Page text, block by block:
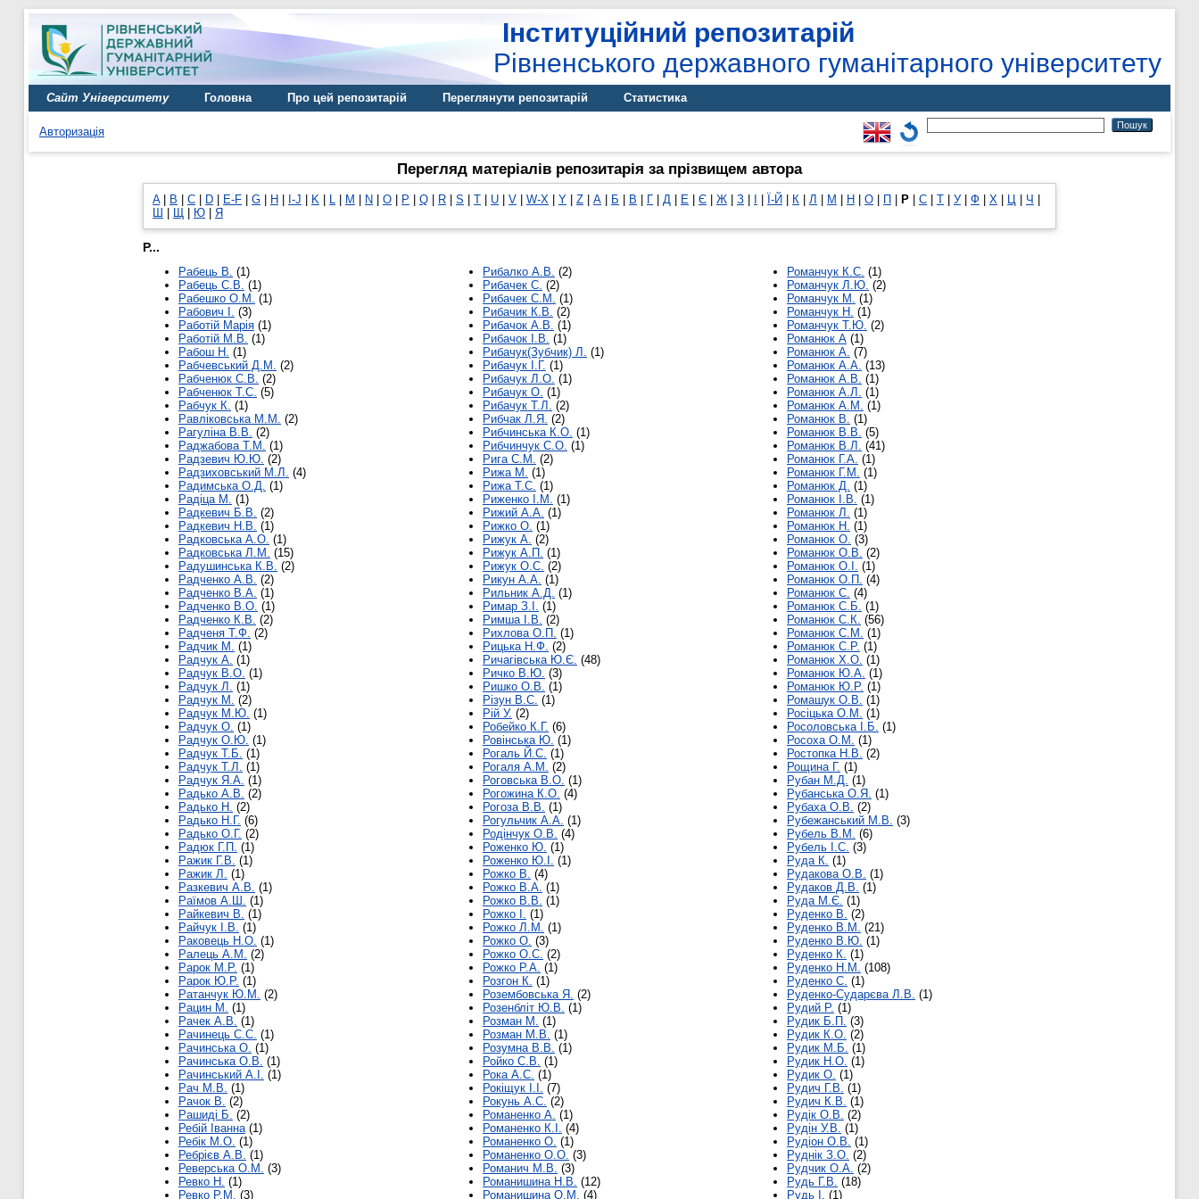
Інституційний репозитарій
Рівненського державного гуманітарного університету
Сайт Університету Головна Про цей репозитарій Переглянути репозитарій Статистика
Авторизація
Перегляд матеріалів репозитарія за прізвищем автора
A| B C D E-F G H I-J K L M N O P Q R S T U V W-X Y Z А Б В Г Д Е Є Ж З Ї-Й К Л М Н О П Р С Т У| Ф Х Ц Ч
Ш
Щ Ю Я
Р...
Рабець В. (1)
Рабець С.В. (1)
Рабешко О.М. (1)
Рабович І. (3)
Работій Марія (1)
Работій М.В. (1)
Рабош Н. (1)
Рабчевський Д.М. (2)
Рабченюк С.В. (2)
Рабченюк Т.С. (5)
Рабчук К. (1)
Равліковська М.М. (2)
Рагуліна В.В. (2)
Раджабова Т.М. (1)
Радзевич Ю.Ю. (2)
Радзиховський М.Л. (4)
Радимська О.Д. (1)
Радіца М. (1)
Радкевич Б.В. (2)
Радкевич Н.В. (1)
Радковська А.О. (1)
Радковська Л.М. (15)
Радушинська К.В. (2)
Радченко А.В. (2)
Радченко В.А. (1)
Радченко В.О. (1)
Радченко К.В. (2)
Радченя Т.Ф. (2)
Радчик М. (1)
Радчук А. (1)
Радчук В.О. (1)
Радчук Л. (1)
Радчук М. (2)
Радчук М.Ю. (1)
Радчук О. (1)
Радчук О.Ю. (1)
Радчук Т.Б. (1)
Радчук Т.Л. (1)
Радчук Я.А. (1)
Радько А.В. (2)
Радько Н. (2)
Радько Н.Г. (6)
Радько О.Г. (2)
Радюк Г.П. (1)
Ражик Г.В. (1)
Ражик Л. (1)
Разкевич А.В. (1)
Раїмов А.Ш. (1)
Райкевич В. (1)
Райчук І.В. (1)
Раковець Н.О. (1)
Ралець А.М. (2)
Рарок М.Р. (1)
Рарок Ю.Р. (1)
Ратанчук Ю.М. (2)
Рацин М. (1)
Рачек А.В. (1)
Рачинець С.С. (1)
Рачинська О. (1)
Рачинська О.В. (1)
Рачинський А.І. (1)
Рач М.В. (1)
Рачок В. (2)
Рашиді Б. (2)
Ребій Іванна(1)
Ребік М.О. (1)
Ребрієв А.В. (1)
Реверська О.М. (3)
Ревко Н. (1)
Ревко Р.М. (3)
Рибалко А.В. (2)
Рибачек С. (2)
Рибачек С.М. (1)
Рибачик К.В. (2)
Рибачок А.В. (1)
Рибачок І.В. (1)
Рибачук(Зубчик) Л. (1)
Рибачук І.Г. (1)
Рибачук Л.О. (1)
Рибачук О. (1)
Рибачук Т.Л. (2)
Рибчак Л.Я. (2)
Рибчинська К.О. (1)
Рибчинчук С.О. (1)
Рига С.М. (2)
Рижа М. (1)
Рижа Т.С. (1)
Риженко І.М. (1)
Рижий А.А. (1)
Рижко О. (1)
Рижук А. (2)
Рижук А.П. (1)
Рижук О.С. (2)
Рикун А.А. (1)
Рильник А.Д. (1)
Римар З.І. (1)
Римша І.В. (2)
Рихлова О.П. (1)
Рицька Н.Ф. (2)
Ричагівська Ю.Є. (48)
Ричко В.Ю. (3)
Ришко О.В. (1)
Різун В.С. (1)
Рій У. (2)
Робейко К.Г. (6)
Ровінська Ю. (1)
Рогаль Й.С. (1)
Рогаля А.М. (2)
Роговська В.О. (1)
Рогожина К.О. (4)
Рогоза В.В. (1)
Рогульчик А.А. (1)
Родінчук О.В. (4)
Роженко Ю. (1)
Роженко Ю.І. (1)
Рожко В. (4)
Рожко В.А. (1)
Рожко В.В. (1)
Рожко І. (1)
Рожко Л.М. (1)
Рожко О. (3)
Рожко О.С. (2)
Рожко Р.А. (1)
Розгон К. (1)
Розембовська Я. (2)
Розенбліт Ю.В. (1)
Розман М. (1)
Розман М.В. (1)
Розумна В.В. (1)
Ройко С.В. (1)
Рока А.С. (1)
Рокіщук І.І. (7)
Рокунь А.С. (2)
Романенко А. (1)
Романенко К.І. (4)
Романенко О. (1)
Романенко О.О. (3)
Романич М.В. (3)
Романишина Н.В. (12)
Романишина О.М. (4)
Романчук К.С. (1)
Романчук Л.Ю. (2)
Романчук М. (1)
Романчук Н. (1)
Романчук Т.Ю. (2)
Романюк А (1)
Романюк А. (7)
Романюк А.А. (13)
Романюк А.В. (1)
Романюк А.Л. (1)
Романюк А.М. (1)
Романюк В. (1)
Романюк В.В. (5)
Романюк В.Л. (41)
Романюк Г.А. (1)
Романюк Г.М. (1)
Романюк Д. (1)
Романюк І.В. (1)
Романюк Л. (1)
Романюк Н. (1)
Романюк О. (3)
Романюк О.В. (2)
Романюк О.І. (1)
Романюк О.П. (4)
Романюк С. (4)
Романюк С.Б. (1)
Романюк С.К. (56)
Романюк С.М. (1)
Романюк С.Р. (1)
Романюк Х.О. (1)
Романюк Ю.А. (1)
Романюк Ю.Р. (1)
Ромашук О.В. (1)
Росіцька О.М. (1)
Росоловська І.Б. (1)
Росоха О.М. (1)
Ростопка Н.В. (2)
Рощина Г. (1)
Рубан М.Д. (1)
Рубанська О.Я. (1)
Рубаха О.В. (2)
Рубежанський М.В. (3)
Рубель В.М. (6)
Рубель І.С. (3)
Руда К. (1)
Рудакова О.В. (1)
Рудаков Д.В. (1)
Руда М.Є. (1)
Руденко В. (2)
Руденко В.М. (21)
Руденко В.Ю. (1)
Руденко К. (1)
Руденко Н.М. (108)
Руденко С. (1)
Руденко-Сударєва Л.В. (1)
Рудий Р. (1)
Рудик Б.П. (3)
Рудик К.О. (2)
Рудик М.Б. (1)
Рудик Н.О. (1)
Рудик О. (1)
Рудич Г.В. (1)
Рудич К.В. (1)
Рудік О.В. (2)
Рудін У.В. (1)
Рудіон О.В. (1)
Руднік З.О. (2)
Рудчик О.А. (2)
Рудь Г.В. (18)
Рудь І. (1)